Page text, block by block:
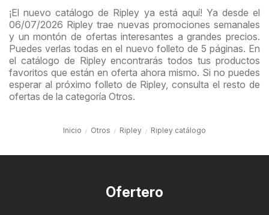
¡El nuevo catálogo de Ripley ya está aquí! Ya desde el
06/07/2026 Ripley trae nuevas promociones semanales
y un montón de ofertas interesantes a grandes precios.
Puedes verlas todas en el nuevo folleto de 5 páginas. En
el catálogo de Ripley encontrarás todos tus productos
favoritos que están en oferta ahora mismo. Si no puedes
esperar al próximo folleto de Ripley, consulta el resto de
ofertas de la categoría Otros.
Inicio Otros Ripley Ripley catálogo
Ofertero